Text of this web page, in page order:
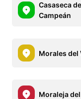
Casaseca de
Campeán
Morales del
Moraleja